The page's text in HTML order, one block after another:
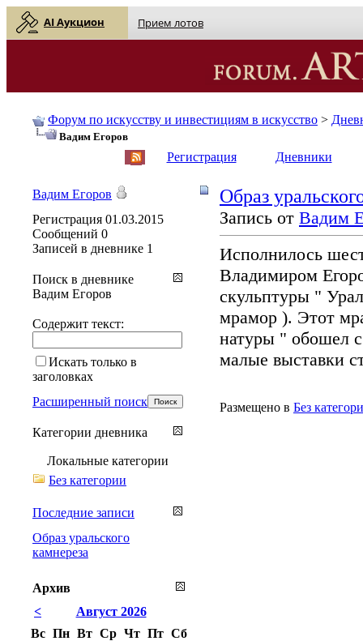
AI Аукцион Прием лотов
Форум по искусству и инвестициям в искусство >
Вадим Егоров
Регистрация Дневники
Образ
Запись от Вадим
Исполнилось
Владимиром
скульптуры "
мрамор ). Этот
натуры " обошел
малые выставки
Размещено в Без
Вадим Егоров
Регистрация 01.03.2015
Сообщений 0
Записей в дневнике 1
Поиск в дневнике
Вадим Егоров
Содержит текст:
Искать только в
заголовках
Расширенный поиск
Категории дневника
Локальные категории
Без категории
Последние записи
Образ уральского
камнереза
Архив
<
Август 2026
Вс Пн Вт Ср Чт Пт Сб